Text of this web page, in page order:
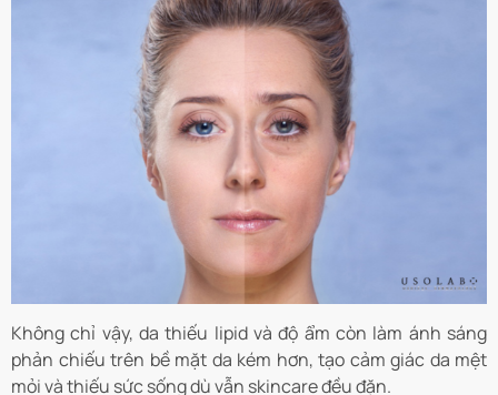
Không chỉ vậy, da thiếu lipid và độ ẩm còn làm ánh sáng
phản chiếu trên bề mặt da kém hơn, tạo cảm giác da mệt
mỏi và thiếu sức sống dù vẫn skincare đều đặn.